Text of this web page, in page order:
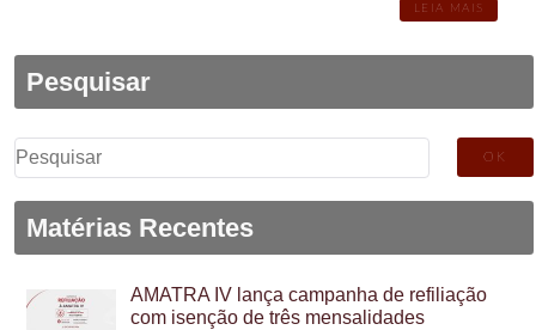
LEIA MAIS
Pesquisar
Pesquisar
por:
Matérias Recentes
AMATRA IV lança campanha de refiliação
com isenção de três mensalidades